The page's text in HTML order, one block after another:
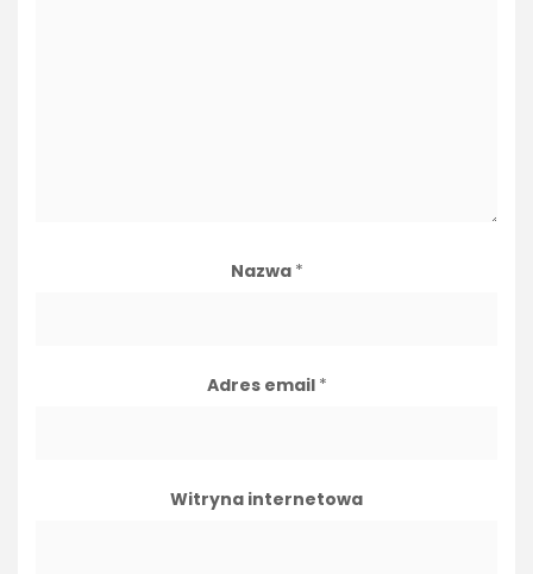
Nazwa *
Adres email *
Witryna internetowa